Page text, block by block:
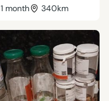
1 month 340km